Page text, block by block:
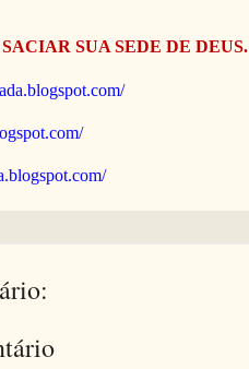
SUA SEDE DE DEUS.